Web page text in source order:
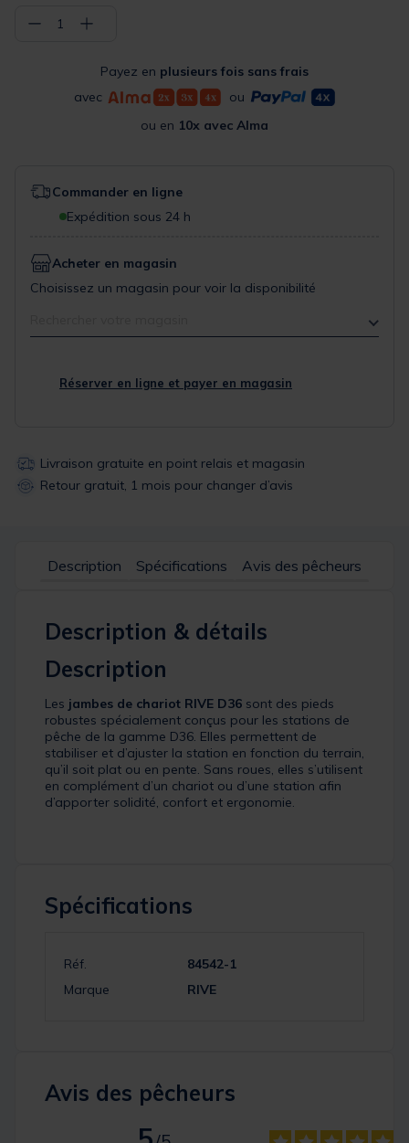
− 1 +
Payez en plusieurs fois sans frais
avec
ou
ou en 10x avec Alma
Commander en ligne
Expédition sous 24 h
Acheter en magasin
Choisissez un magasin pour voir la disponibilité
Réserver en ligne et payer en magasin
Livraison gratuite en point relais et magasin
Retour gratuit, 1 mois pour changer d’avis
Description Spécifications Avis des pêcheurs
Description & détails
Description
Les jambes de chariot RIVE D36 sont des pieds
robustes spécialement conçus pour les stations de
pêche de la gamme D36. Elles permettent de
stabiliser et d’ajuster la station en fonction du terrain,
qu’il soit plat ou en pente. Sans roues, elles s’utilisent
en complément d’un chariot ou d’une station afin
d’apporter solidité, confort et ergonomie.
Spécifications
Réf.
84542-1
Marque
RIVE
Avis des pêcheurs